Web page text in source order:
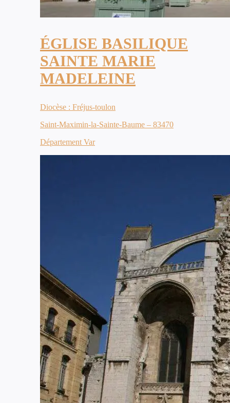
ÉGLISE BASILIQUE
SAINTE MARIE
MADELEINE
Diocèse : Fréjus-toulon
Saint-Maximin-la-Sainte-Baume – 83470
Département Var